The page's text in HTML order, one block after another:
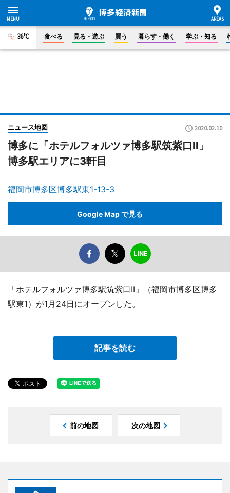
36°C 食べる 見る・遊ぶ 買う 暮らす・働く 学ぶ・知る
ニュース地図 2020.02.10
博多に「ホテルフォルツァ博多駅筑紫口II」
博多駅エリアに3軒目
福岡市博多区博多駅東1-13-3
Google Map で見る
「ホテルフォルツァ博多駅筑紫口II」（福岡市博多区博多
駅東1）が1月24日にオープンした。
記事を読む
前の地図 次の地図